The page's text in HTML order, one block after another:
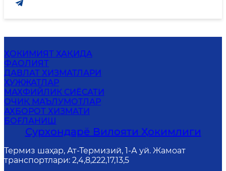
ҲОКИМИЯТ ҲАҚИДА
ФАОЛИЯТ
ДАВЛАТ ХИЗМАТЛАРИ
ҲУЖЖАТЛАР
MАХФИЙЛИК СИЁСАТИ
ОЧИҚ МАЪЛУМОТЛАР
АХБОРОТ ХИЗМАТИ
БОҒЛАНИШ
Сурхондарё Вилояти Ҳокимлиги
Термиз шаҳар, Ат-Термизий, 1-А уй. Жамоат
транспортлари: 2,4,8,222,17,13,5